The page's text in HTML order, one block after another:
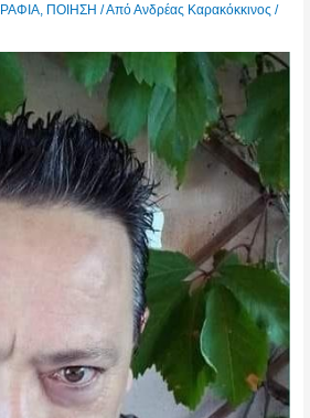
, ΠΟΙΗΣΗ / ΑπόΑνδρέας Καρακόκκινος /